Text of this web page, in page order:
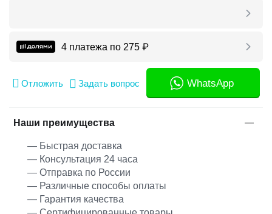
4 платежа по 275 ₽
Отложить Задать вопрос WhatsApp
Наши преимущества
— Быстрая доставка
— Консультация 24 часа
— Отправка по России
— Различные способы оплаты
— Гарантия качества